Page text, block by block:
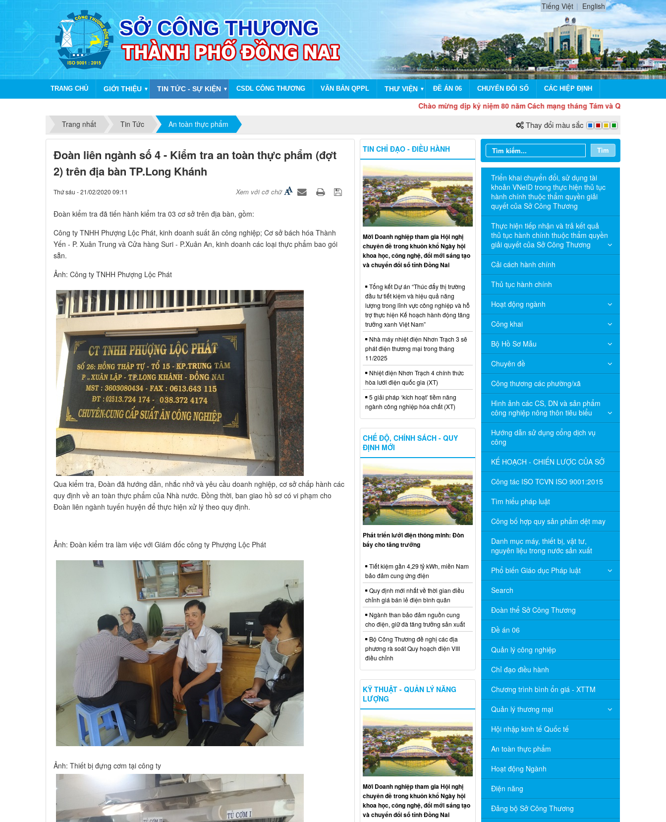
Tiếng Việt English
TRANG CHỦ GIỚI THIỆU ▼ TIN TỨC - SỰ KIỆN ▼ CSDL CÔNG THƯƠNG VĂN BẢN QPPL THƯ VIỆN ▼ ĐỀ ÁN 06 CHUYỂN ĐỔI SỐ CÁC HIỆP ĐỊNH
Chào mừng dịp kỷ niệm 80 năm Cách mạng tháng Tám và Quốc khánh 2/9
Trang nhất
Tin Tức An toàn thực phẩm Thay đổi màu sắc
Đoàn liên ngành số 4 - Kiểm tra an toàn thực phẩm (đợt
2) trên địa bàn TP.Long Khánh
Thứ sáu - 21/02/2020 09:11 Xem với cỡ chữ
​Đoàn kiểm tra đã tiến hành kiểm tra 03 cơ sở trên địa bàn, gồm:
Công ty TNHH Phượng Lộc Phát, kinh doanh suất ăn công nghiệp; Cơ sở bách hóa Thành
Yến - P. Xuân Trung và Cửa hàng Suri - P.Xuân An, kinh doanh các loại thực phẩm bao gói
sẵn.
Ảnh: Công ty TNHH Phượng Lộc Phát
Qua kiểm tra, Đoàn đã hướng dẫn, nhắc nhở và yêu cầu doanh nghiệp, cơ sở chấp hành các
quy định về an toàn thực phẩm của Nhà nước. Đồng thời, ban giao hồ sơ có vi phạm cho
Đoàn liên ngành tuyến huyện để thực hiện xử lý theo quy định.
Ảnh: Đoàn kiểm tra làm việc với Giám đốc công ty Phượng Lộc Phát
Ảnh: Thiết bị đựng cơm tại công ty
Tìm
Triển khai chuyển đổi, sử dụng tài
khoản VNeID trong thực hiện thủ tục
hành chính thuộc thẩm quyền giải
quyết của Sở Công Thương
Thực hiện tiếp nhận và trả kết quả
thủ tục hành chính thuộc thẩm quyền
giải quyết của Sở Công Thương
Cải cách hành chính
Thủ tục hành chính
Hoạt động ngành
Công khai
Bộ Hồ Sơ Mẫu
Chuyên đề
Công thương các phường/xã
Hình ảnh các CS, DN và sản phẩm
công nghiệp nông thôn tiêu biểu
Hướng dẫn sử dụng cổng dịch vụ
công
KẾ HOẠCH - CHIẾN LƯỢC CỦA SỞ
Công tác ISO TCVN ISO 9001:2015
Tìm hiểu pháp luật
Công bố hợp quy sản phẩm dệt may
Danh mục máy, thiết bị, vật tư,
nguyên liệu trong nước sản xuất
Phổ biến Giáo dục Pháp luật
Search
Đoàn thể Sở Công Thương
Đề án 06
Quản lý công nghiệp
Chỉ đạo điều hành
Chương trình bình ổn giá - XTTM
Quản lý thương mại
Hội nhập kinh tế Quốc tế
An toàn thực phẩm
Hoạt động Ngành
Điện năng
Đảng bộ Sở Công Thương
TIN CHỈ ĐẠO - ĐIỀU HÀNH
Mời Doanh nghiệp tham gia Hội nghị
chuyên đề trong khuôn khổ Ngày hội
khoa học, công nghệ, đổi mới sáng tạo
và chuyển đổi số tỉnh Đồng Nai
Tổng kết Dự án “Thúc đẩy thị trường
đầu tư tiết kiệm và hiệu quả năng
lượng trong lĩnh vực công nghiệp và hỗ
trợ thực hiện Kế hoạch hành động tăng
trưởng xanh Việt Nam”
Nhà máy nhiệt điện Nhơn Trạch 3 sẽ
phát điện thương mại trong tháng
11/2025
Nhiệt điện Nhơn Trạch 4 chính thức
hòa lưới điện quốc gia (XT)
5 giải pháp ‘kích hoạt’ tiềm năng
ngành công nghiệp hóa chất (XT)
CHẾ ĐỘ, CHÍNH SÁCH - QUY
ĐỊNH MỚI
Phát triển lưới điện thông minh: Đòn
bẩy cho tăng trưởng
Tiết kiệm gần 4,29 tỷ kWh, miền Nam
bảo đảm cung ứng điện
Quy định mới nhất về thời gian điều
chỉnh giá bán lẻ điện bình quân
Ngành than bảo đảm nguồn cung
cho điện, giữ đà tăng trưởng sản xuất
Bộ Công Thương đề nghị các địa
phương rà soát Quy hoạch điện VIII
điều chỉnh
KỸ THUẬT - QUẢN LÝ NĂNG
LƯỢNG
Mời Doanh nghiệp tham gia Hội nghị
chuyên đề trong khuôn khổ Ngày hội
khoa học, công nghệ, đổi mới sáng tạo
và chuyển đổi số tỉnh Đồng Nai